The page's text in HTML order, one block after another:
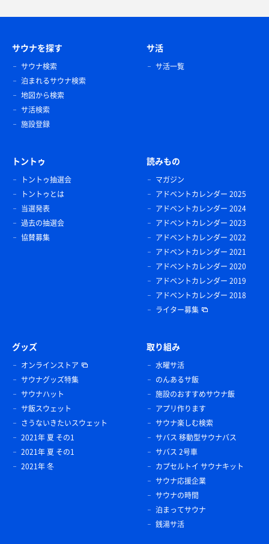
サウナを探す
サウナ検索
泊まれるサウナ検索
地図から検索
サ活検索
施設登録
サ活
サ活一覧
トントゥ
トントゥ抽選会
トントゥとは
当選発表
過去の抽選会
協賛募集
読みもの
マガジン
アドベントカレンダー 2025
アドベントカレンダー 2024
アドベントカレンダー 2023
アドベントカレンダー 2022
アドベントカレンダー 2021
アドベントカレンダー 2020
アドベントカレンダー 2019
アドベントカレンダー 2018
ライター募集
グッズ
オンラインストア
サウナグッズ特集
サウナハット
サ飯スウェット
さうないきたいスウェット
2021年 夏 その1
2021年 夏 その1
2021年 冬
取り組み
水曜サ活
のんあるサ飯
施設のおすすめサウナ飯
アプリ作ります
サウナ楽しむ検索
サバス 移動型サウナバス
サバス 2号車
カプセルトイ サウナキット
サウナ応援企業
サウナの時間
泊まってサウナ
銭湯サ活